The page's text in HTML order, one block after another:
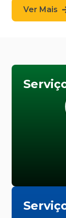
Ver Mais